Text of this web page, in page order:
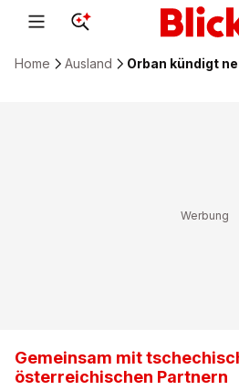
Home Ausland Orban kündigt
Gemeinsam mit
österreichischen Partnern